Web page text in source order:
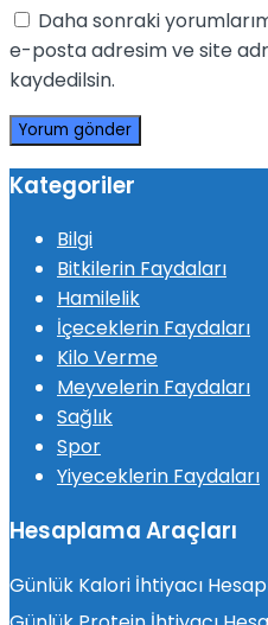
Daha sonraki
e-posta adresim ve site
kaydedilsin.
Kategoriler
Bilgi
Bitkilerin Faydaları
Hamilelik
İçeceklerin Faydaları
Kilo Verme
Meyvelerin Faydaları
Sağlık
Spor
Yiyeceklerin Faydaları
Hesaplama Araçları
Günlük Kalori İhtiyacı